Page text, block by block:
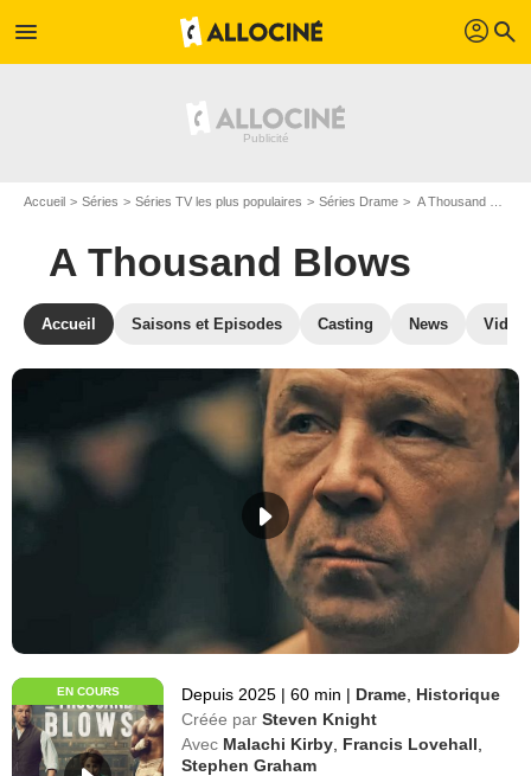
menu profil search
Accueil Séries Séries TV les plus populaires Séries Drame A Thousand Blows
A Thousand Blows
Accueil Saisons et Episodes Casting News
EN COURS Depuis 2025 | 60 min | Drame Historique
Créée par Steven Knight
Avec Malachi Kirby Francis Lovehall
Stephen Graham